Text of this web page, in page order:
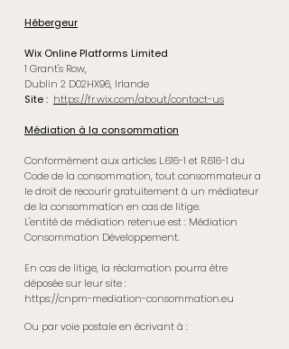
Hébergeur
Wix Online Platforms Limited
1 Grant's Row,
Dublin 2 D02HX96, Irlande
Site : https://fr.wix.com/about/contact-us
Médiation à la consommation
Conformément aux articles L.616-1 et R.616-1 du
Code de la consommation, tout consommateur a
le droit de recourir gratuitement à un médiateur
de la consommation en cas de litige.
L'entité de médiation retenue est : Médiation
Consommation Développement.
En cas de litige, la réclamation pourra être
déposée sur leur site :
https://cnpm-mediation-consommation.eu
Ou par voie postale en écrivant à :